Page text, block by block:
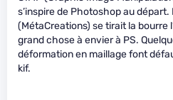
s’inspire de Photoshop au
(MétaCreations) se tirait la bourre
grand chose à envier à PS.
déformation en maillage font
kif.